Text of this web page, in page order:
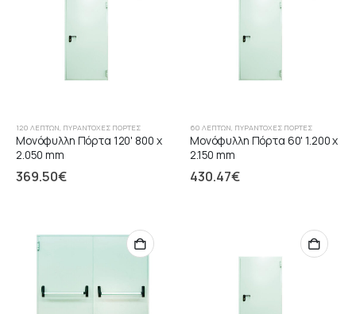
120 ΛΕΠΤΏΝ, ΠΥΡΆΝΤΟΧΕΣ ΠΌΡΤΕΣ
Μονόφυλλη Πόρτα 120' 800 x
2.050 mm
369.50€
60 ΛΕΠΤΏΝ, ΠΥΡΆΝΤΟΧΕΣ ΠΌΡΤΕΣ
Μονόφυλλη Πόρτα 60' 1.200 x
2.150 mm
430.47€